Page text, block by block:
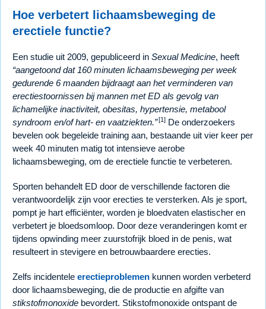
Hoe verbetert lichaamsbeweging de
erectiele functie?
Een studie uit 2009, gepubliceerd in Sexual Medicine, heeft
aangetoond dat 160 minuten lichaamsbeweging per week
gedurende 6 maanden bijdraagt aan het verminderen van
erectiestoornissen bij mannen met ED als gevolg van
lichamelijke inactiviteit, obesitas, hypertensie, metabool
syndroom en/of hart- en vaatziekten.
[1] De onderzoekers
bevelen ook begeleide training aan, bestaande uit vier keer per
week 40 minuten matig tot intensieve aerobe
lichaamsbeweging, om de erectiele functie te verbeteren.
Sporten behandelt ED door de verschillende factoren die
verantwoordelijk zijn voor erecties te versterken. Als je sport,
pompt je hart efficiënter, worden je bloedvaten elastischer en
verbetert je bloedsomloop. Door deze veranderingen komt er
tijdens opwinding meer zuurstofrijk bloed in de penis, wat
resulteert in stevigere en betrouwbaardere erecties.
Zelfs incidentele erectieproblemen kunnen worden verbeterd
door lichaamsbeweging, die de productie en afgifte van
stikstofmonoxide bevordert. Stikstofmonoxide ontspant de